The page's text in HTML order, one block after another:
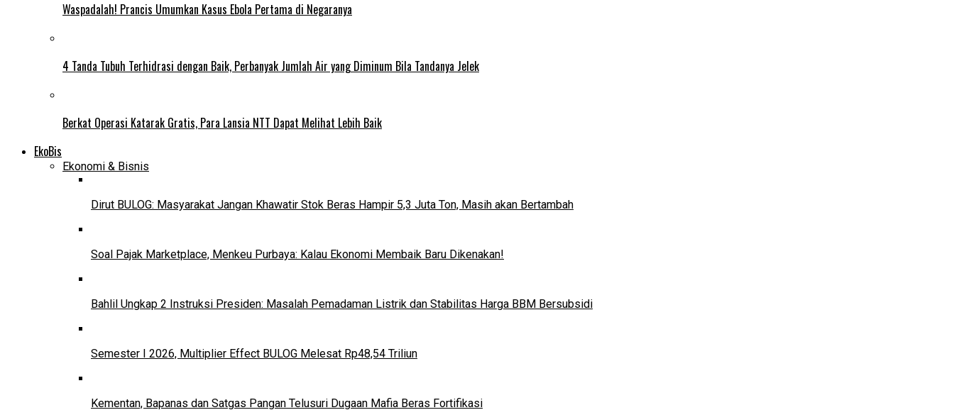
Waspadalah! Prancis Umumkan Kasus Ebola Pertama di Negaranya
4 Tanda Tubuh Terhidrasi dengan Baik, Perbanyak Jumlah Air yang Diminum Bila Tandanya Jelek
Berkat Operasi Katarak Gratis, Para Lansia NTT Dapat Melihat Lebih Baik
EkoBis
Ekonomi & Bisnis
Dirut BULOG: Masyarakat Jangan Khawatir Stok Beras Hampir 5,3 Juta Ton, Masih akan Bertambah
Soal Pajak Marketplace, Menkeu Purbaya: Kalau Ekonomi Membaik Baru Dikenakan!
Bahlil Ungkap 2 Instruksi Presiden: Masalah Pemadaman Listrik dan Stabilitas Harga BBM Bersubsidi
Semester I 2026, Multiplier Effect BULOG Melesat Rp48,54 Triliun
Kementan, Bapanas dan Satgas Pangan Telusuri Dugaan Mafia Beras Fortifikasi